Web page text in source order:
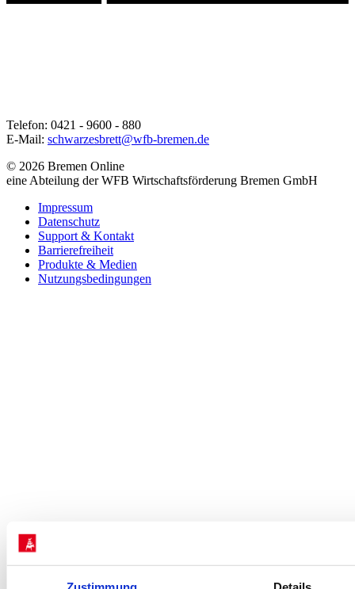
Telefon: 0421 - 9600 - 880
E-Mail: schwarzesbrett@wfb-bremen.de
© 2026 Bremen Online
eine Abteilung der WFB Wirtschaftsförderung Bremen GmbH
Impressum
Datenschutz
Support & Kontakt
Barrierefreiheit
Produkte & Medien
Nutzungsbedingungen